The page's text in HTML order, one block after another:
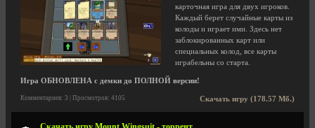
карточная игра для двух игроков.
Каждый берет случайные карты из
колоды и играет ими. Здесь нет
заблокированных карт или
специальных колод, все карты
играбельны со старта.
Игра ОБНОВЛЕНА с демки до ПОЛНОЙ версии!
Скачать игру (178.57 Мб.)
Комментариев: 3 | Просмотров: 4105